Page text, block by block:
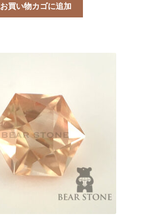
お買い物カゴに追加